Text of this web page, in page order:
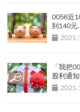
0056近
到140元
2021-
「我把
股利通
2021-